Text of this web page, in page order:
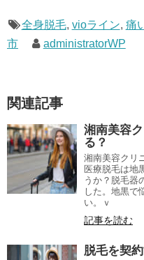
全身脱毛, vioライン, 痛
市
administratorWP
関連記事
湘南美容
る？
湘南美容クリ
医療脱毛は地
うか？脱毛器
した。地黒で
い。ｖ
記事を読む
脱毛を契